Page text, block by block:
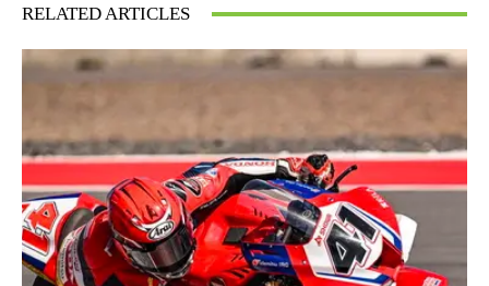
RELATED ARTICLES